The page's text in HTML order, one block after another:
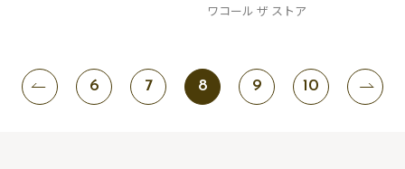
ワコール ザ ストア
6 7 8 9 10